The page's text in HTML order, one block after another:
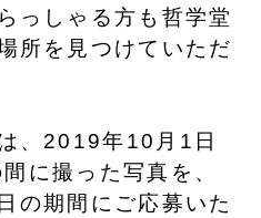
っしゃる方も哲学堂
所を見つけていただ
、2019年10月1日
に撮った写真を、
の期間にご応募いた